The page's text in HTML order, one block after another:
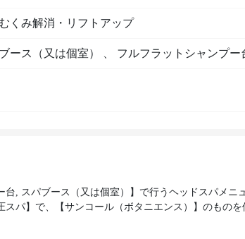
くみ解消・リフトアップ
ース（又は個室） フルフラットシャンプー
台, スパブース（又は個室）】で行うヘッドスパメニ
スパ】で、【サンコール（ボタニエンス）】のものを